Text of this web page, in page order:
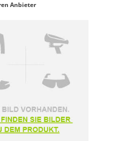
Anbieter